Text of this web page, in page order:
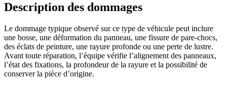
Description des dommages
Le dommage typique observé sur ce type de véhicule peut inclure
une bosse, une déformation du panneau, une fissure de pare-chocs,
des éclats de peinture, une rayure profonde ou une perte de lustre.
Avant toute réparation, l’équipe vérifie l’alignement des panneaux,
l’état des fixations, la profondeur de la rayure et la possibilité de
conserver la pièce d’origine.